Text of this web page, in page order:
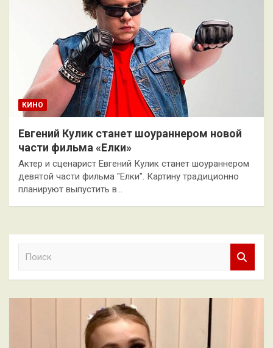
КИНО
Евгений Кулик станет шоураннером новой
части фильма «Елки»
Актер и сценарист Евгений Кулик станет шоураннером
девятой части фильма "Елки". Картину традиционно
планируют выпустить в…
к